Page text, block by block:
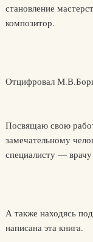
становление
композитор.
Отцифровал
Посвящаю свою
замечательному
специалисту —
А также находясь
написана эта книга.